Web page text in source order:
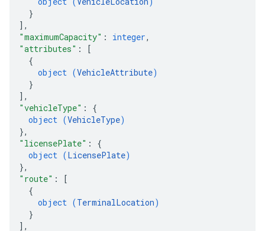
}
] ,
"maximumCapacity" : integer,
"attributes" :
[
{
object (VehicleAttribute)
}
] ,
"vehicleType" : {
object (VehicleType)
},
"licensePlate" : {
object (LicensePlate)
},
"route" :
[
{
object (TerminalLocation)
}
] ,